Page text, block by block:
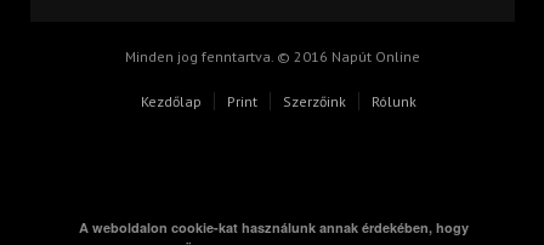
Minden jog fenntartva. © 2016 Napút Online
Kezdőlap Print Szerzőink Rólunk
A weboldalon cookie-kat használunk annak érdekében, hogy